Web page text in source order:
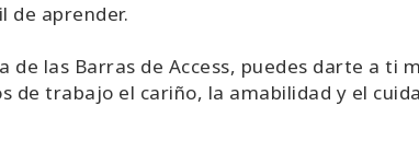
de aprender.
de las Barras de Access, puedes darte a ti
de trabajo el cariño, la amabilidad y el